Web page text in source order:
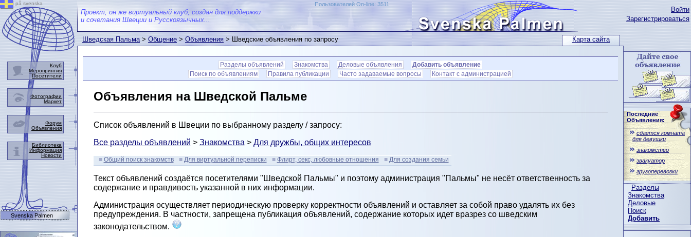
Карта сайта
Войти
Зарегистрироваться
Последние
Объявления:
сдаётся комната
для девушки
знакомство
эвакуатор
грузоперевозки
Разделы
Знакомства
Деловые
Поиск
Добавить
Проект, он же виртуальный клуб, создан для поддержки
и сочетания Швеции и Русскоязычных...
Пользователей On-line: 3511
Шведская Пальма>Общение>Объявления> Шведские объявления по запросу
Разделы объявлений Знакомства Деловые объявления
Добавить объявление
Поиск по объявлениям
Правила публикации Часто задаваемые вопросы Контакт с администрацией
Объявления на Шведской Пальме
Список объявлений в Швеции по выбранному разделу / запросу:
Все разделы объявлений > Знакомства > Для дружбы, общих интересов
Общий поиск знакомств Для виртуальной переписки Флирт, секс, любовные отношения Для создания семьи
Текст объявлений создаётся посетителями "Шведской Пальмы" и поэтому администрация "Пальмы" не несёт ответственность за
содержание и правдивость указанной в них информации.
Администрация осуществляет периодическую проверку корректности объявлений и оставляет за собой право удалять их без
предупреждения. В частности, запрещена публикация объявлений, содержание которых идет вразрез со шведским
законодательством.
på svenska
Клуб
Мероприятия
Посетители
Фотографии
Маркет
Форум
Объявления
Библиотека
Информация
Новости
Svenska Palmen